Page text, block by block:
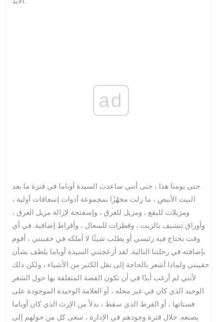
ad
حتى يومنا هذا ، حتى أنني ساعدت السيدة أوباما في فترة ما بعد
البيت الأبيض ، ما زلت مجهّزًا بمجموعة أدوات إسعافات أولية ،
ومزيلات للبقع ، ومزيل للعرق ، وإسفنجة لإزالة مزيل العرق ،
وأوراق تنشيف بالزيت ، وقطرات للسعال ، وأقراط إضافية. في أي
وقت يحتاج فيه رئيسي أو يطلب شيئًا لا أملكه في حقيبتي ، أقوم
بإضافته في رحلتنا التالية. لقد أزعجتني السيدة أوباما بلطف بشأن
حقيبتي ولماذا أشعر بالحاجة إلى نقل الكثير من الأشياء ، ولكن ذلك
لأنني لم أرغب أبدًا في أن تكون القصة المتعلقة بها حول الشعر
الوحيد الذي كان في غير محله ، أو العلامة الوحيدة الموجودة على
فستانها ، أو القرط الذي سقط ، بدلاً من الإرث الذي كان أوباما
يصنعه. خلال فترة وجودهم في الإدارة ، سعى كل من حولهم إلى